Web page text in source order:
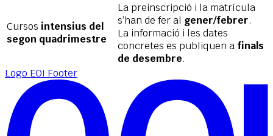
Cursos intensius del
segon quadrimestre
La preinscripció i la matrícula
s’han de fer al gener/febrer.
La informació i les dates
concretes es publiquen a finals
de desembre.
Logo EOI Footer